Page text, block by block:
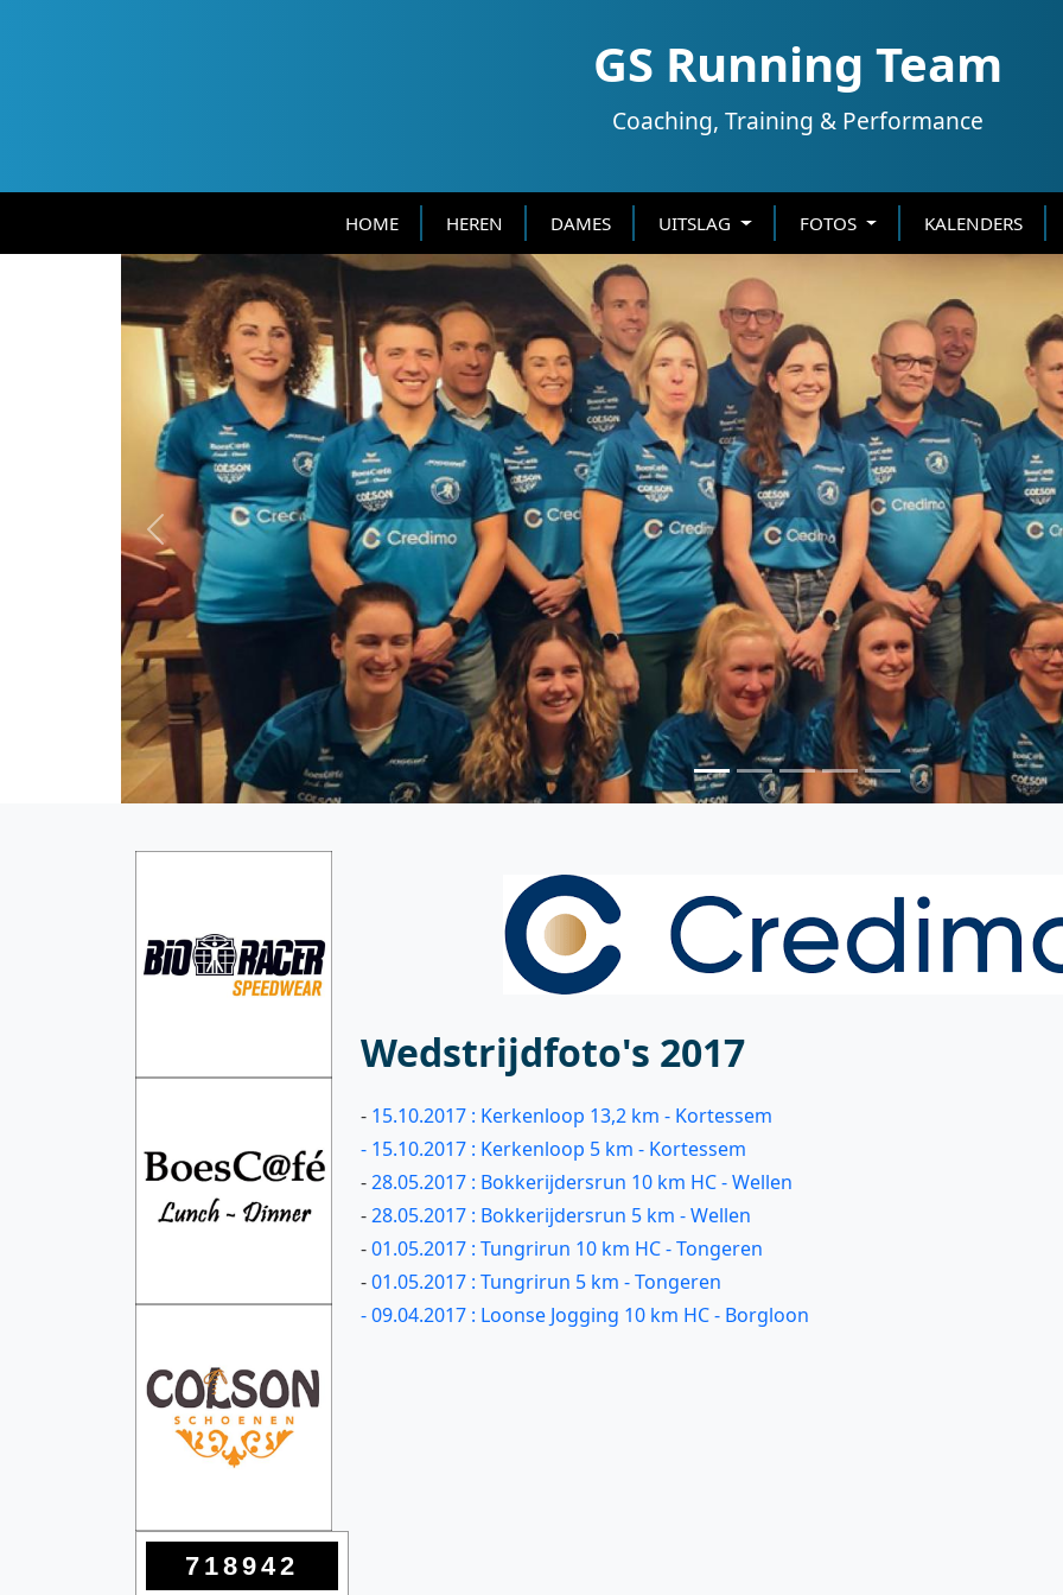
GS Running Team
Coaching, Training & Performance
HOME HEREN DAMES UITSLAG FOTOS KALENDERS
Previous
718942
Wedstrijdfoto's 2017
- 15.10.2017 : Kerkenloop 13,2 km - Kortessem
- 15.10.2017 : Kerkenloop 5 km - Kortessem
-28.05.2017 : Bokkerijdersrun 10 km HC - Wellen
-28.05.2017 : Bokkerijdersrun 5 km - Wellen
-01.05.2017 : Tungrirun 10 km HC - Tongeren
-01.05.2017 : Tungrirun 5 km - Tongeren
- 09.04.2017 : Loonse Jogging 10 km HC - Borgloon